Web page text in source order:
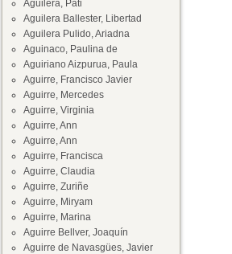
Aguilera, Pati
Aguilera Ballester, Libertad
Aguilera Pulido, Ariadna
Aguinaco, Paulina de
Aguiriano Aizpurua, Paula
Aguirre, Francisco Javier
Aguirre, Mercedes
Aguirre, Virginia
Aguirre, Ann
Aguirre, Ann
Aguirre, Francisca
Aguirre, Claudia
Aguirre, Zuriñe
Aguirre, Miryam
Aguirre, Marina
Aguirre Bellver, Joaquín
Aguirre de Navasgües, Javier